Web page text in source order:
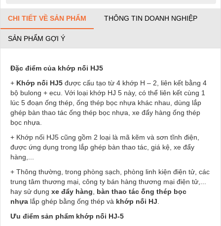
CHI TIẾT VỀ SẢN PHẨM THÔNG TIN DOANH NGHIỆP
SẢN PHẨM GỢI Ý
Đặc điểm của khớp nối HJ5
+ Khớp nối HJ5 được cấu tạo từ 4 khớp H – 2, liên kết bằng 4
bộ bulong + ecu. Với loại khớp HJ 5 này, có thể liên kết cùng 1
lúc 5 đoạn ống thép, ống thép bọc nhựa khác nhau, dùng lắp
ghép bàn thao tác ống thép bọc nhựa, xe đẩy hàng ống thép
bọc nhựa.
+ Khớp nối HJ5 cũng gồm 2 loại là mã kẽm và sơn tĩnh điện,
được ứng dụng trong lắp ghép bàn thao tác, giá kệ, xe đẩy
hàng,...
+ Thông thường, trong phòng sạch, phòng linh kiện điện tử, các
trung tâm thương mại, công ty bán hàng thương mại điện tử,...
hay sử dụng xe đẩy hàng
bàn thao tác ống thép bọc
nhựa lắp ghép bằng ống thép và khớp nối HJ
Ưu điểm sản phẩm khớp nối HJ-5